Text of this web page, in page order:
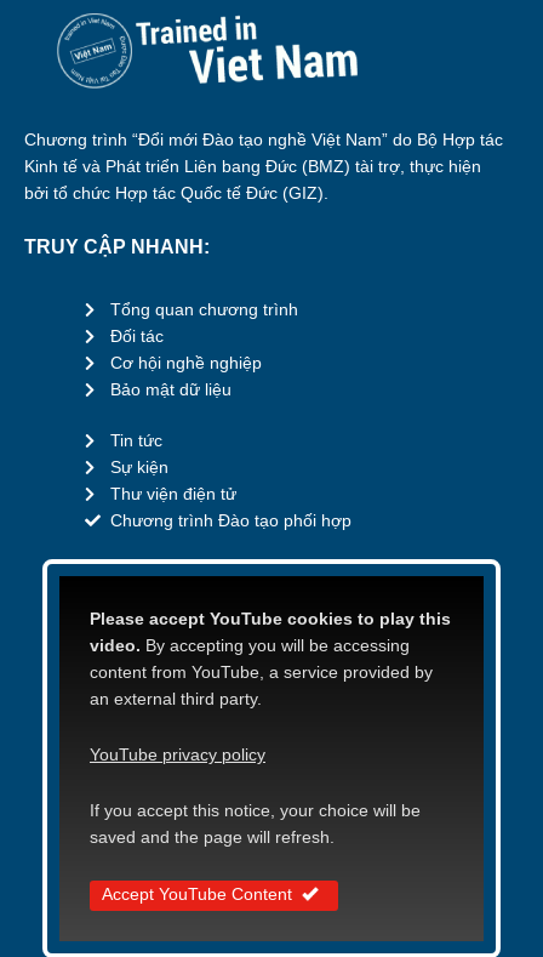
Chương trình “Đổi mới Đào tạo nghề Việt Nam” do Bộ Hợp tác
Kinh tế và Phát triển Liên bang Đức (BMZ) tài trợ, thực hiện
bởi tổ chức Hợp tác Quốc tế Đức (GIZ).
TRUY CẬP NHANH:
Tổng quan chương trình
Đối tác
Cơ hội nghề nghiệp
Bảo mật dữ liệu
Tin tức
Sự kiện
Thư viện điện tử
Chương trình Đào tạo phối hợp
Please accept YouTube cookies to play this
video. By accepting you will be accessing
content from YouTube, a service provided by
an external third party.
YouTube privacy policy
If you accept this notice, your choice will be
saved and the page will refresh.
Accept YouTube Content